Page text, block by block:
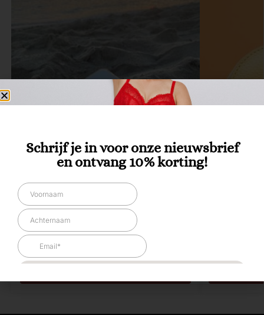
DIVERSEN ACCESSOIRES ACCESSOIRES
Kascha-C Beige essential Cord Goud
15,00
Schrijf je in voor onze nieuwsbrief
en ontvang 10% korting!